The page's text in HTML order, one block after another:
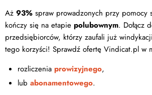
Aż 93% spraw prowadzonych przy pomocy
kończy się na etapie polubownym. Dołącz
przedsiębiorców, którzy zaufali już
tego korzyści! Sprawdź ofertę Vindicat.pl w
rozliczenia prowizyjnego,
lub abonamentowego.